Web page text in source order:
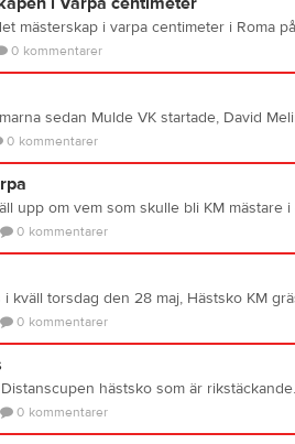
0 kommentarer
0 kommentarer
0 kommentarer
0 kommentarer
0 kommentarer